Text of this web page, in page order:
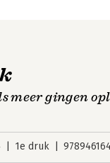
meer gingen
1e druk